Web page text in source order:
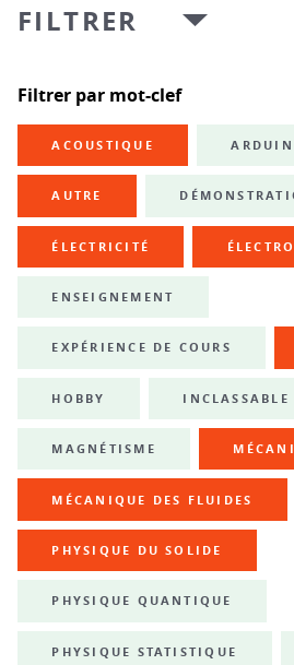
FILTRER
Filtrer par mot-clef
ACOUSTIQUE
AUTRE
ÉLECTRICITÉ
ENSEIGNEMENT
EXPÉRIENCE DE COURS
HOBBY INCLASSABLE
MAGNÉTISME
MÉCANIQUE DES FLUIDES
PHYSIQUE DU SOLIDE
PHYSIQUE QUANTIQUE
PHYSIQUE STATISTIQUE